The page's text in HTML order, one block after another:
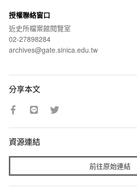
授權聯絡窗口
近史所檔案館閱覽室
02-27898284
archives@gate.sinica.edu.tw
分享本文
資源連結
前往原始連結